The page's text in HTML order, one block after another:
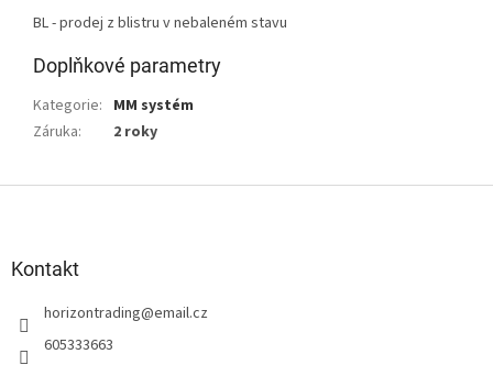
BL - prodej z blistru v nebaleném stavu
Doplňkové parametry
Kategorie: MM systém
Záruka: 2 roky
Kontakt
horizontrading@email.cz
605333663